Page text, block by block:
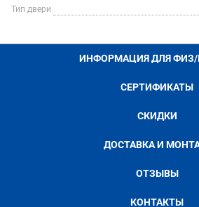
Тип двери
ИНФОРМАЦИЯ ДЛЯ
СЕРТИФИКАТЫ
СКИДКИ
ДОСТАВКА И
ОТЗЫВЫ
КОНТАКТЫ